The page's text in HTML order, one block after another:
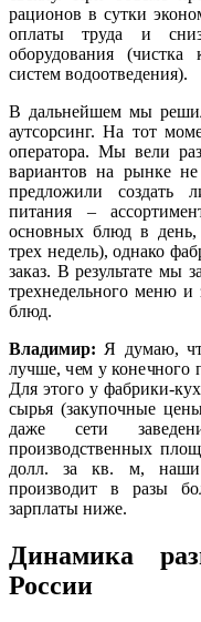
рационов в сутки
оплаты труда и
оборудования
систем водоотведения).
В дальнейшем мы
аутсорсинг. На тот
оператора. Мы вели
вариантов на рынке
предложили создать
питания –
основных блюд в день,
трех недель), однако
заказ. В результате мы
трехнедельного меню
блюд.
Владимир: Я думаю,
лучше, чем у конечного
Для этого у фабрики-
сырья (закупочные
даже сети
производственных
долл. за кв. м, наши
производит в разы
зарплаты ниже.
Динамика
России